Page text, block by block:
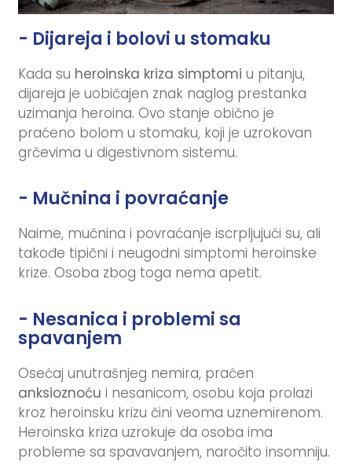
- Dijareja i bolovi u stomaku
Kada su heroinska kriza simptomi u pitanju,
dijareja je uobičajen znak naglog prestanka
uzimanja heroina. Ovo stanje obično je
praćeno bolom u stomaku, koji je uzrokovan
grčevima u digestivnom sistemu.
- Mučnina i povraćanje
Naime, mučnina i povraćanje iscrpljujući su, ali
takođe tipični i neugodni simptomi heroinske
krize. Osoba zbog toga nema apetit.
- Nesanica i problemi sa
spavanjem
Osećaj unutrašnjeg nemira, praćen
anksioznoću i nesanicom, osobu koja prolazi
kroz heroinsku krizu čini veoma uznemirenom.
Heroinska kriza uzrokuje da osoba ima
probleme sa spavavanjem, naročito insomniju.